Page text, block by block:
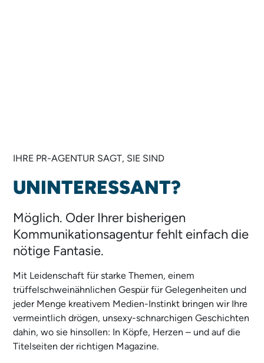
IHRE PR-AGENTUR SAGT, SIE SIND
UNINTERESSANT?
NICHT SEXY?
Möglich. Oder Ihrer bisherigen
Kommunikationsagentur fehlt einfach die
nötige Fantasie.
Mit Leidenschaft für starke Themen, einem
trüffelschweinähnlichen Gespür für Gelegenheiten und
jeder Menge kreativem Medien-Instinkt bringen wir Ihre
vermeintlich drögen, unsexy-schnarchigen Geschichten
dahin, wo sie hinsollen: In Köpfe, Herzen – und auf die
Titelseiten der richtigen Magazine.